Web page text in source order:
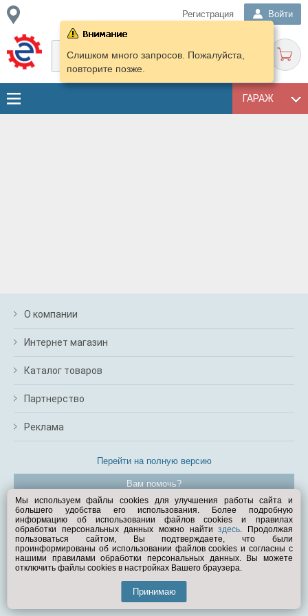
Регистрация Войти
ГАРАЖ
Слишком много запросов. Пожалуйста,
повторите позже.
О компании
Интернет магазин
Каталог товаров
Партнерство
Реклама
Перейти на полную версию
Вам помочь?
© Exist.ru 1998—2026
Мы используем файлы cookies для улучшения работы сайта и
большего удобства его использования. Более подробную
информацию об использовании файлов cookies и правилах
обработки персональных данных можно найтиздесь. Продолжая
пользоваться сайтом, Вы подтверждаете, что были
проинформированы об использовании файлов cookies и согласны с
нашими правилами обработки персональных данных. Вы можете
отключить файлы cookies в настройках Вашего браузера.
Принимаю